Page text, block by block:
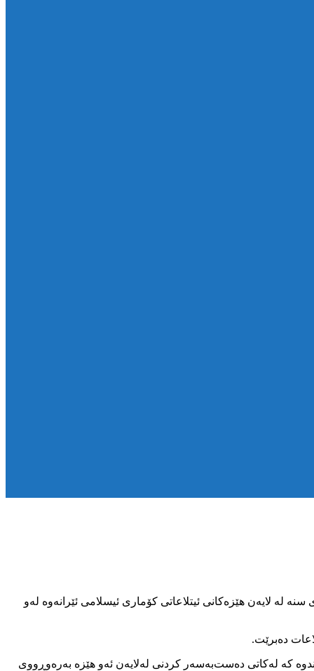
شاری سنه‌ له‌ لایه‌ن هێزه‌كانی ئیتلاعاتی كۆماری ئیسلامی ئێرانه‌وه‌ له‌و
ده‌برێت.
كه‌ له‌كاتی ده‌ست‌به‌سه‌ر كردنی له‌لایه‌ن ئه‌و هێزه‌ به‌ره‌وڕووی